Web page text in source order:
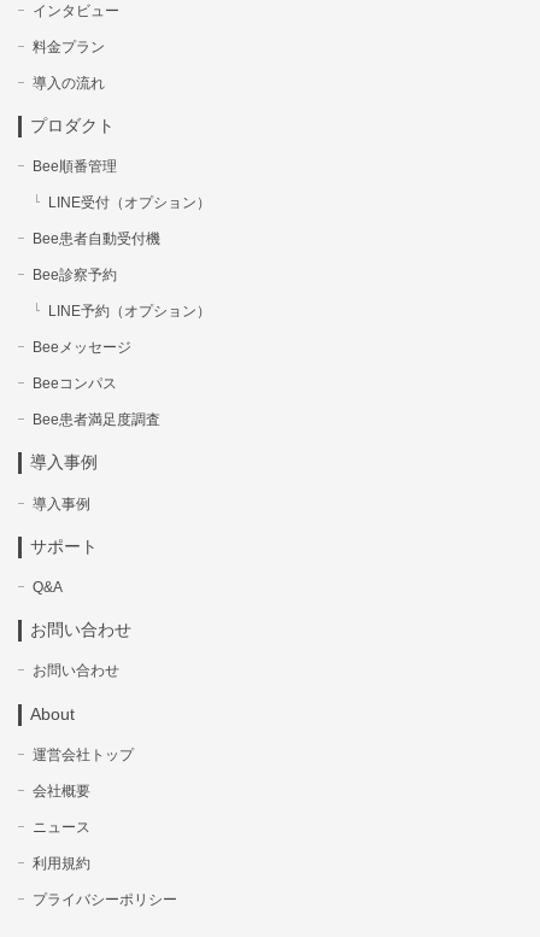
インタビュー
料金プラン
導入の流れ
プロダクト
Bee順番管理
LINE受付（オプション）
Bee患者自動受付機
Bee診察予約
LINE予約（オプション）
Beeメッセージ
Beeコンパス
Bee患者満足度調査
導入事例
導入事例
サポート
Q&A
お問い合わせ
お問い合わせ
About
運営会社トップ
会社概要
ニュース
利用規約
プライバシーポリシー